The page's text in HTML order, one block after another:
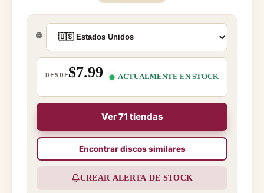
🌐
DESDE$7.99 ACTUALMENTE EN STOCK
Ver 71 tiendas
Encontrar discos similares
CREAR ALERTA DE STOCK